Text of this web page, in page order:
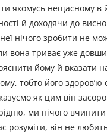
якомусь нещасному в
й доходячи до
нічого зробити не
вона триває уже
йому й вказати
тобто його здоров’ю
як цим він
ми нічого
розуміти, він не